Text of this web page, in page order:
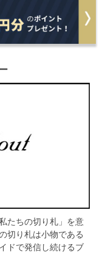
たちの切り札」を意
切り札は小物である
ドで発信し続けるブ